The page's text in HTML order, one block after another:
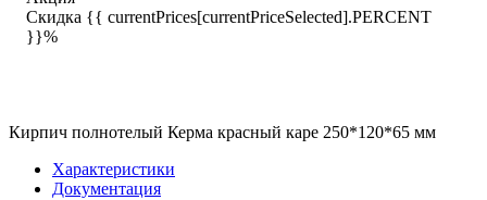
Скидка {{ currentPrices[currentPriceSelected].PERCENT
}}%
Кирпич полнотелый Керма красный каре 250*120*65 мм
Характеристики
Документация